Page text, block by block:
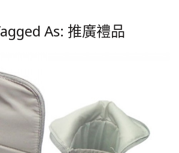
As: 推廣禮品